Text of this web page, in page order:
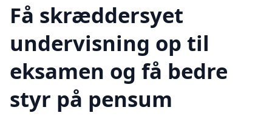
Få skræddersyet
undervisning op til
eksamen og få bedre
styr på pensum